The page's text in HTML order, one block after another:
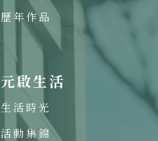
歷年作品
元啟生活
生活時光
活動集錦